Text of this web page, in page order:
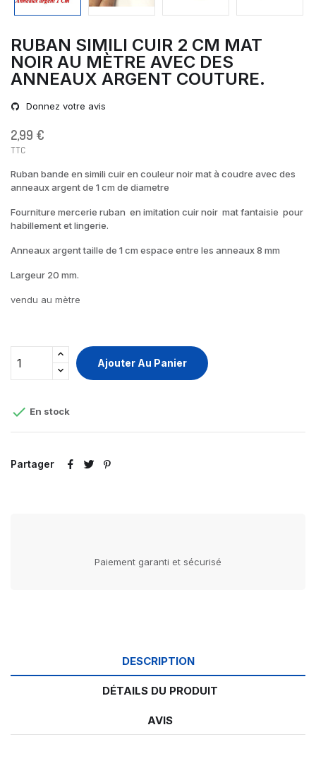
RUBAN SIMILI CUIR 2 CM MAT
NOIR AU MÈTRE AVEC DES
ANNEAUX ARGENT COUTURE.
Donnez votre avis
2,99 €
TTC
Ruban bande en simili cuir en couleur noir mat à coudre avec des
anneaux argent de 1 cm de diametre
Fourniture mercerie ruban en imitation cuir noir mat fantaisie pour
habillement et lingerie.
Anneaux argent taille de 1 cm espace entre les anneaux 8 mm
Largeur 20 mm.
vendu au mètre
Ajouter Au Panier
 En stock
Partager
Paiement garanti et sécurisé
DESCRIPTION
DÉTAILS DU PRODUIT
AVIS